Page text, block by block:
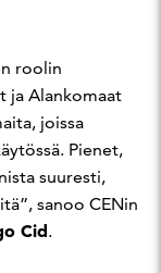
roolin
ja Alankomaat
joissa
Pienet,
suuresti,
sanoo CENin
Cid.